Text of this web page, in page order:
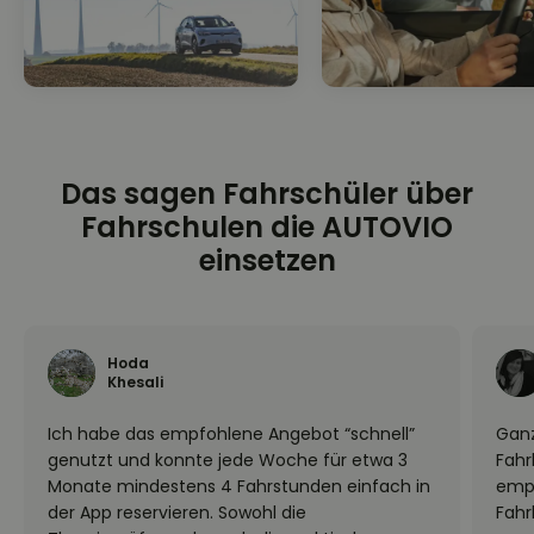
Das sagen Fahrschüler über
Fahrschulen die AUTOVIO
einsetzen
Hoda
Khesali
Ich habe das empfohlene Angebot “schnell”
genutzt und konnte jede Woche für etwa 3
Monate mindestens 4 Fahrstunden einfach in
der App reservieren. Sowohl die